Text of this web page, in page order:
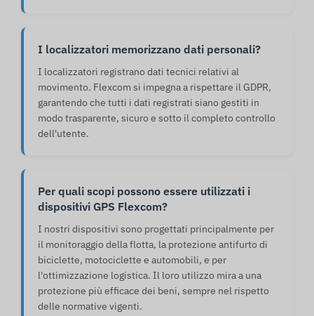
I localizzatori memorizzano dati personali?
I localizzatori registrano dati tecnici relativi al
movimento. Flexcom si impegna a rispettare il GDPR,
garantendo che tutti i dati registrati siano gestiti in
modo trasparente, sicuro e sotto il completo controllo
dell'utente.
Per quali scopi possono essere utilizzati i
dispositivi GPS Flexcom?
I nostri dispositivi sono progettati principalmente per
il monitoraggio della flotta, la protezione antifurto di
biciclette, motociclette e automobili, e per
l'ottimizzazione logistica. Il loro utilizzo mira a una
protezione più efficace dei beni, sempre nel rispetto
delle normative vigenti.